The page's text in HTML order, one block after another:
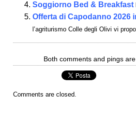
Soggiorno Bed & Breakfast
Offerta di Capodanno 2026
l’agriturismo Colle degli Olivi vi
Both comments and pings
Comments are closed.